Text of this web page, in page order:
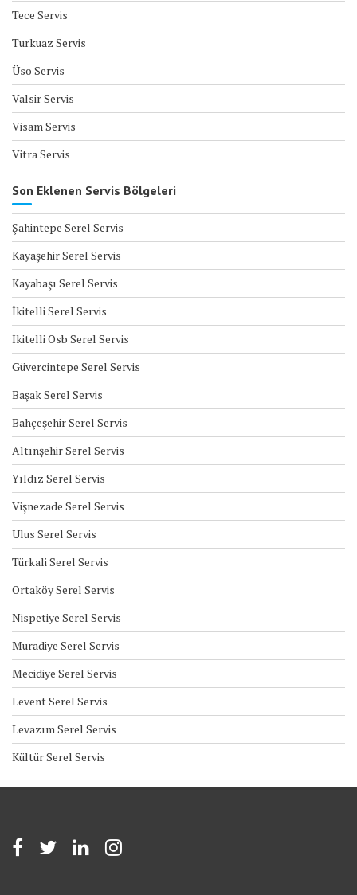
Tece Servis
Turkuaz Servis
Üso Servis
Valsir Servis
Visam Servis
Vitra Servis
Son Eklenen Servis Bölgeleri
Şahintepe Serel Servis
Kayaşehir Serel Servis
Kayabaşı Serel Servis
İkitelli Serel Servis
İkitelli Osb Serel Servis
Güvercintepe Serel Servis
Başak Serel Servis
Bahçeşehir Serel Servis
Altınşehir Serel Servis
Yıldız Serel Servis
Vişnezade Serel Servis
Ulus Serel Servis
Türkali Serel Servis
Ortaköy Serel Servis
Nispetiye Serel Servis
Muradiye Serel Servis
Mecidiye Serel Servis
Levent Serel Servis
Levazım Serel Servis
Kültür Serel Servis